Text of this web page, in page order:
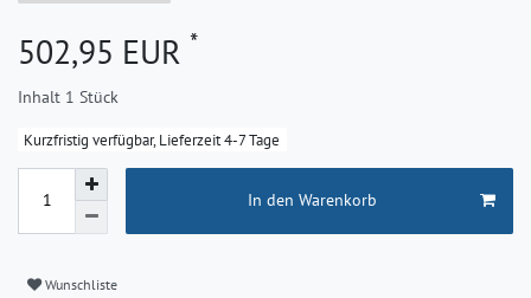
502,95 EUR *
Inhalt 1 Stück
Kurzfristig verfügbar, Lieferzeit 4-7 Tage
In den Warenkorb
Wunschliste